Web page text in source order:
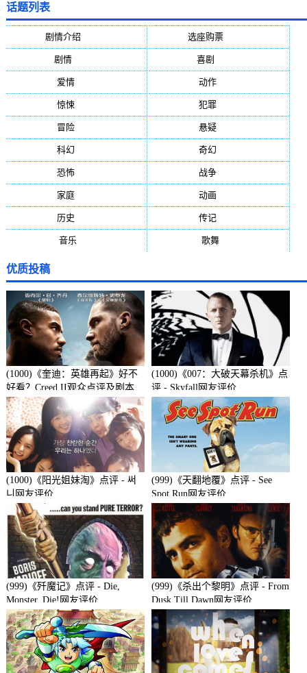
话题列表
剧情介绍 选座购票(5388)
剧情 喜剧
爱情(887) 动作
惊悚(648) 犯罪
冒险(377) 悬疑
科幻 奇幻
恐怖(236) 战争
家庭(195) 动画
历史 传记
音乐 歌舞(81)
优质投稿
(1000)《奎迪：英雄再起》好不
好看？Creed II观众点评及剧本
(1000)《007：大破天幕杀机》点
评 - Skyfall网友评价
(1000)《阳光姐妹淘》点评 - 써
니网友评价
(999)《天翻地覆》点评 - See
Spot Run网友评价
(999)《歼魔记》点评 - Die,
Monster, Die!网友评价
(999)《杀出个黎明》点评 - From
Dusk Till Dawn网友评价